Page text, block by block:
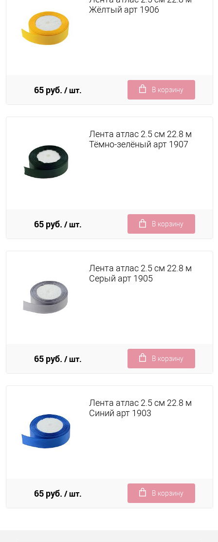
Жёлтый арт 1906
65 руб. / шт. В корзину
Лента атлас 2.5 см 22.8 м
Тёмно-зелёный арт 1907
65 руб. / шт. В корзину
Лента атлас 2.5 см 22.8 м
Серый арт 1905
65 руб. / шт. В корзину
Лента атлас 2.5 см 22.8 м
Синий арт 1903
65 руб. / шт. В корзину